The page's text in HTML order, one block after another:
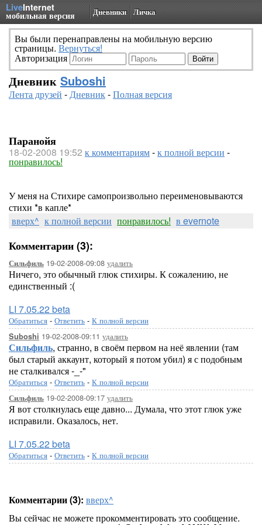
LiveInternet
мобильная версия Дневники Личка
Вы были перенаправлены на мобильную версию
страницы. Вернуться!
Авторизация
Дневник Suboshi
Лента друзей -Дневник-Полная версия
Паранойя
18-02-2008 19:52 к комментариям-к полной версии -
понравилось!
У меня на Стихире самопроизвольно переименовываются
стихи *в капле*
вверх^ к полной версии понравилось! в evernote
Комментарии (3):
Сильфиль 19-02-2008-09:08 удалить
Ничего, это обычный глюк стихиры. К сожалению, не
единственный :(
LI 7.05.22 beta
Обратиться - Ответить - К полной версии
Suboshi 19-02-2008-09:11 удалить
Сильфиль, странно, в своём первом на неё явлении (там
был старый аккаунт, который я потом убил) я с подобным
не сталкивался -_-"
Обратиться - Ответить - К полной версии
Сильфиль 19-02-2008-09:17 удалить
Я вот столкнулась еще давно... Думала, что этот глюк уже
исправили. Оказалось, нет.
LI 7.05.22 beta
Обратиться - Ответить - К полной версии
Комментарии (3): вверх^
Вы сейчас не можете прокомментировать это сообщение.